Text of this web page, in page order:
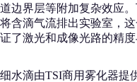
道边界层等附加复杂效应
将含滴气流排出实验室，
证了激光和成像光路的精度
细水滴由TSI商用雾化器提